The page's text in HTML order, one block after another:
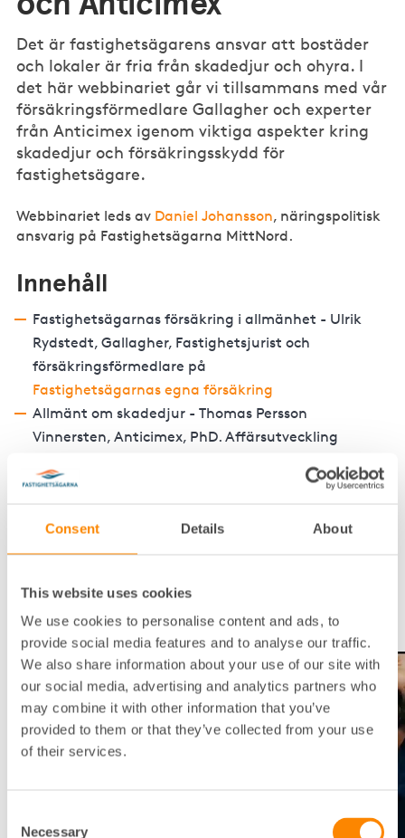
Consent Details About
This website uses cookies
We use cookies to personalise content and ads, to
provide social media features and to analyse our traffic.
We also share information about your use of our site with
our social media, advertising and analytics partners who
may combine it with other information that you’ve
provided to them or that they’ve collected from your use
of their services.
Necessary
Det är fastighetsägarens ansvar att bostäder
och lokaler är fria från skadedjur och ohyra. I
det här webbinariet går vi tillsammans med vår
försäkringsförmedlare Gallagher och experter
från Anticimex igenom viktiga aspekter kring
skadedjur och försäkringsskydd för
fastighetsägare.
Webbinariet leds av Daniel Johansson, näringspolitisk
ansvarig på Fastighetsägarna MittNord.
Innehåll
Fastighetsägarnas försäkring i allmänhet - Ulrik
Rydstedt, Gallagher, Fastighetsjurist och
försäkringsförmedlare på
Fastighetsägarnas egna försäkring
Allmänt om skadedjur - Thomas Persson
Vinnersten, Anticimex, PhD. Affärsutveckling
på de som skapar mest problem, ex. vägglöss,
Hur fungerar Anticimex skadedjursförsäkring -
Peter Edholm, Anticimex, Affärsansvarig Offentlig
skadedjursförsäkring som ingår i FEF utan självrisk
Frågor – Deltagarnas frågor besvaras